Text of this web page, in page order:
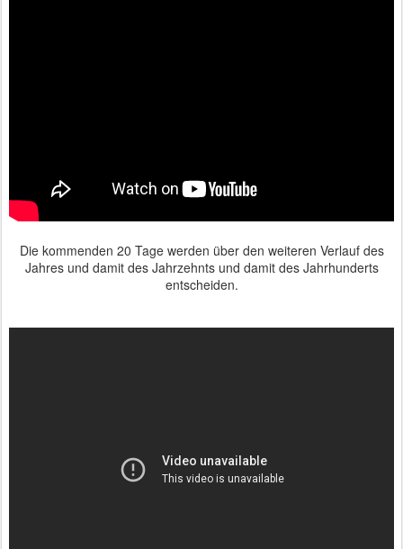
Die kommenden 20 Tage werden über den weiteren Verlauf des
Jahres und damit des Jahrzehnts und damit des Jahrhunderts
entscheiden.